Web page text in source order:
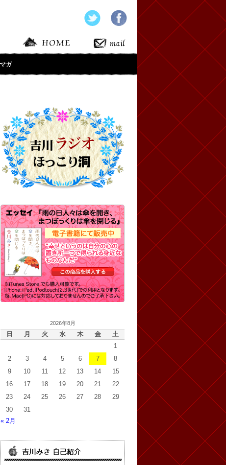
2026年8月
日 月 火 水 木 金
土
1
2
3 4 5 6 7
8
9
10 11 12 13 14
15
16
17 18 19 20 21
22
23
24 25 26 27 28
29
30
31
« 2月